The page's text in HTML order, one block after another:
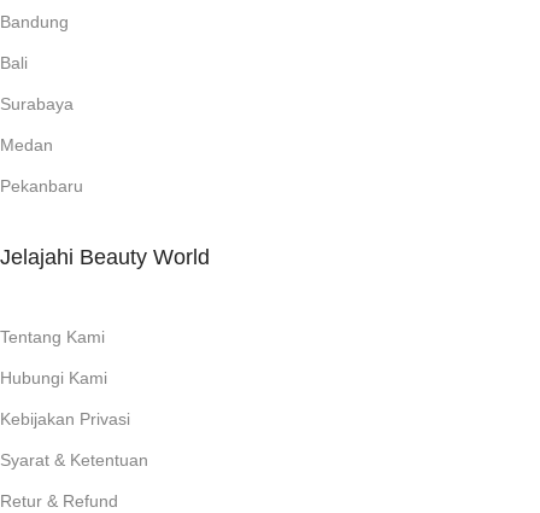
Bandung
Bali
Surabaya
Medan
Pekanbaru
Jelajahi Beauty World
Tentang Kami
Hubungi Kami
Kebijakan Privasi
Syarat & Ketentuan
Retur & Refund